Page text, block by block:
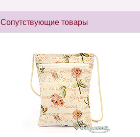
Сопутствующие товары